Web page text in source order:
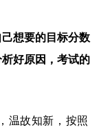
想要的目标分数
好原因，考试的
温故知新，按照